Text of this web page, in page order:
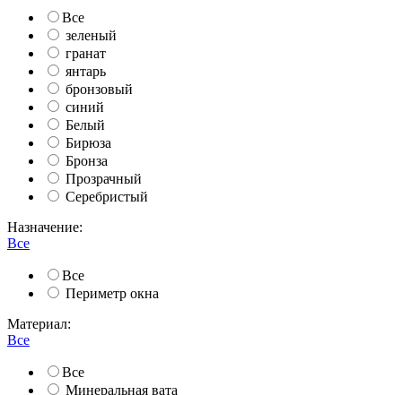
Все
зеленый
гранат
янтарь
бронзовый
синий
Белый
Бирюза
Бронза
Прозрачный
Серебристый
Назначение:
Все
Все
Периметр окна
Материал:
Все
Все
Минеральная вата